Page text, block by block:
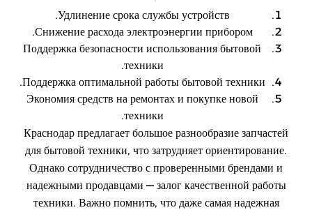
Удлинение срока службы устройств.
Снижение расхода электроэнергии прибором.
Поддержка безопасности использования бытовой
техники.
Поддержка оптимальной работы бытовой техники.
Экономия средств на ремонтах и покупке новой
техники.
Краснодар предлагает большое разнообразие запчастей
для бытовой техники, что затрудняет ориентирование.
Однако сотрудничество с проверенными брендами и
надежными продавцами — залог качественной работы
техники. Важно помнить, что даже самая надежная